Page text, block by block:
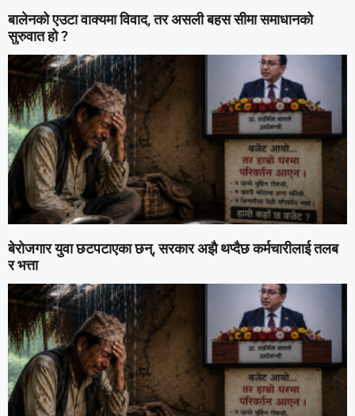
बालेनको एउटा वाक्यमा विवाद, तर असली बहस सीमा समाधानको
सुरुवात हो ?
बेरोजगार युवा छटपटाएका छन्, सरकार अझै थप्दैछ कर्मचारीलाई तलब
र भत्ता